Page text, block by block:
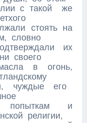
с такой же
стоять на
словно
их
своего
в огонь,
чуждые его
попыткам и
религии,